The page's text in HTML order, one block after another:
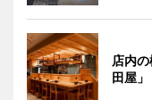
店内
田屋」